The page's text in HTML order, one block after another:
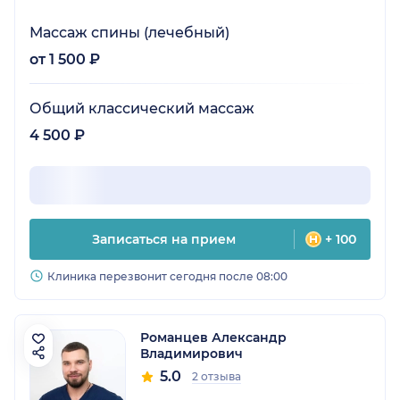
Массаж спины (лечебный)
от 1 500 ₽
Общий классический массаж
4 500 ₽
Записаться на прием + 100
Клиника перезвонит сегодня после 08:00
Романцев Александр
Владимирович
5.0 2 отзыва